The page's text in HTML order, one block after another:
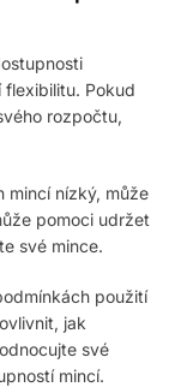
Pokud
rozpočtu,
mincí nízký, může
pomoci udržet
své mince.
použití
jak
své
mincí.